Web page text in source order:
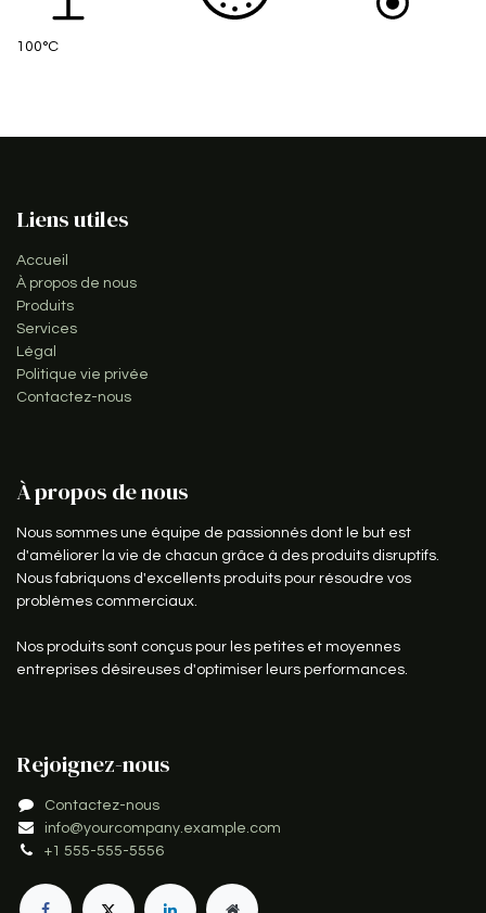
100°C
Liens utiles
Accueil
À propos de nous
Produits
Services
Légal
Politique vie privée
Contactez-nous
À propos de nous
Nous sommes une équipe de passionnés dont le but est
d'améliorer la vie de chacun grâce à des produits disruptifs.
Nous fabriquons d'excellents produits pour résoudre vos
problèmes commerciaux.
Nos produits sont conçus pour les petites et moyennes
entreprises désireuses d'optimiser leurs performances.
Rejoignez-nous
Contactez-nous
info@yourcompany.example.com
+1 555-555-5556